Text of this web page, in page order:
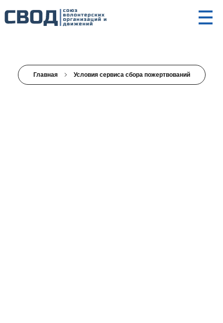
Главная Условия сервиса сбора пожертвований